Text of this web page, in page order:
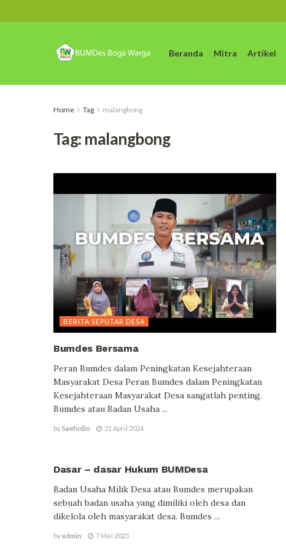
Beranda Mitra Artikel
Home Tag malangbong
Tag: malangbong
BERITA SEPUTAR DESA
Bumdes Bersama
Peran Bumdes dalam Peningkatan Kesejahteraan
Masyarakat Desa Peran Bumdes dalam Peningkatan
Kesejahteraan Masyarakat Desa sangatlah penting.
Bumdes atau Badan Usaha ...
bySaefudin 21 April 2024
Dasar – dasar Hukum BUMDesa
Badan Usaha Milik Desa atau Bumdes merupakan
sebuah badan usaha yang dimiliki oleh desa dan
dikelola oleh masyarakat desa. Bumdes ...
byadmin 7 Mei 2023